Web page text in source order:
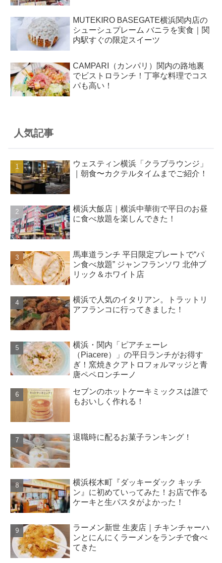
MUTEKIRO BASEGATE横浜関内店の
シューシュプレーム バニラを実食｜関
内駅すぐの限定スイーツ
CAMPARI（カンパリ）関内の路地裏
でビストロランチ！丁寧な料理でコス
パも高い！
人気記事
ウェスティン横浜「クラブラウンジ」
｜朝食〜カクテルタイムまでご紹介！
横浜大飯店｜横浜中華街で平日のお昼
に食べ放題を楽しんできた！
馬車道ランチ 平日限定プレートで“パ
ン食べ放題” ジャンフランソワ 北仲ブ
リック＆ホワイト店
横浜で人気のイタリアン。トラットリ
アフランコに行ってきました！
横浜・関内「ピアチェーレ
（Piacere）」の平日ランチがお得す
ぎ！窯焼きクアトロフォルマッジと青
唐ペペロンチーノ
セブンのホットケーキミックスは誰で
もおいしく作れる！
退職時に配るお菓子ランキング！
横浜桜木町『ダッキーダック キッチ
ン』に初めていってみた！お店で作る
ケーキと生パスタがよかった！
ラーメン新世 生麦店｜チキンチャーハ
ンとにんにくラーメンをランチで食べ
てきた